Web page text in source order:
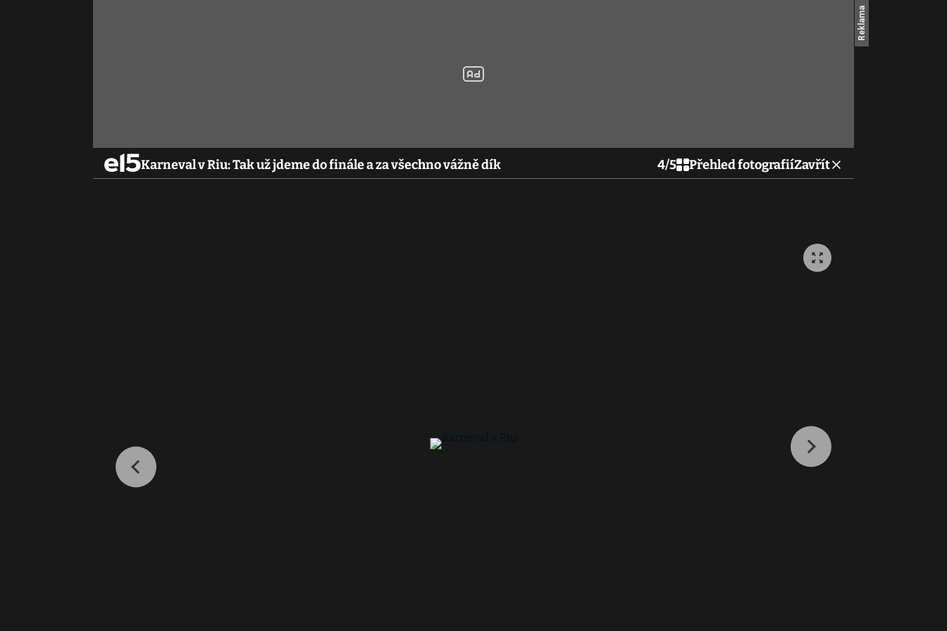
Karneval v Riu: Tak už jdeme do finále a za všechno vážně dík 4/5 Přehled fotografiíZavřít